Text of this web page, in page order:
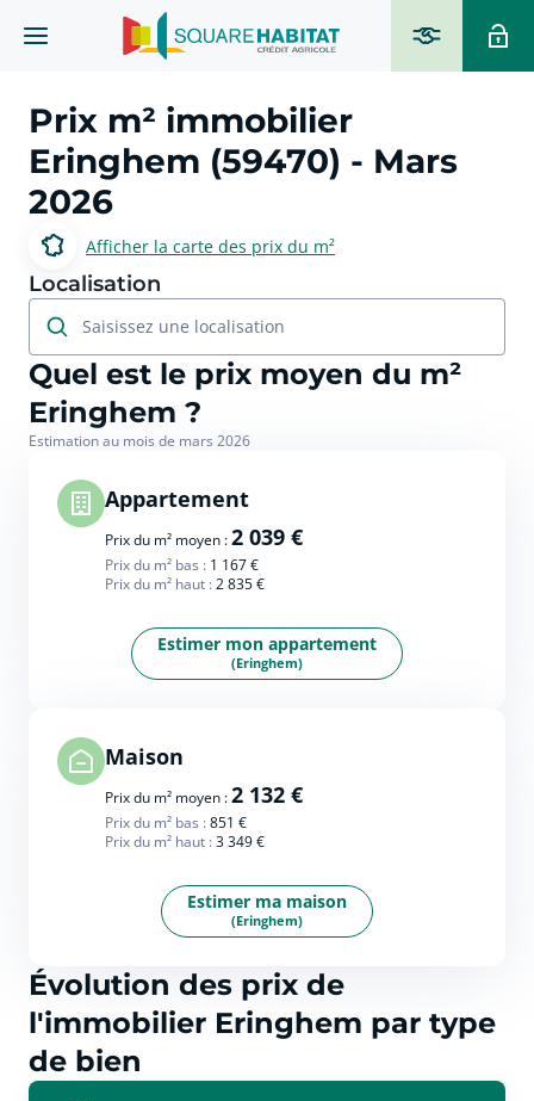
Prix m² immobilier
Eringhem (59470) - Mars
2026
Afficher la carte des prix du m²
Localisation
Saisissez une localisation
Quel est le prix moyen du m²
Eringhem ?
Estimation au mois de mars 2026
Appartement
Prix du m² moyen :2 039 €
Prix du m² bas : 1 167 €
Prix du m² haut :2 835 €
Estimer mon appartement
(Eringhem)
Maison
Prix du m² moyen :2 132 €
Prix du m² bas :851 €
Prix du m² haut :3 349 €
Estimer ma maison
(Eringhem)
Évolution des prix de
l'immobilier Eringhem par type
de bien